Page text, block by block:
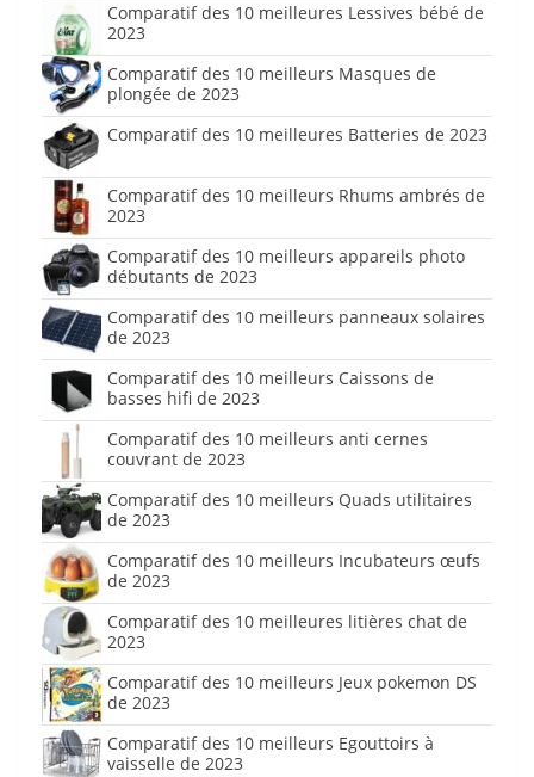
Comparatif des 10 meilleures Lessives bébé de
2023
Comparatif des 10 meilleurs Masques de
plongée de 2023
Comparatif des 10 meilleures Batteries de 2023
Comparatif des 10 meilleurs Rhums ambrés de
2023
Comparatif des 10 meilleurs appareils photo
débutants de 2023
Comparatif des 10 meilleurs panneaux solaires
de 2023
Comparatif des 10 meilleurs Caissons de
basses hifi de 2023
Comparatif des 10 meilleurs anti cernes
couvrant de 2023
Comparatif des 10 meilleurs Quads utilitaires
de 2023
Comparatif des 10 meilleurs Incubateurs œufs
de 2023
Comparatif des 10 meilleures litières chat de
2023
Comparatif des 10 meilleurs Jeux pokemon DS
de 2023
Comparatif des 10 meilleurs Egouttoirs à
vaisselle de 2023